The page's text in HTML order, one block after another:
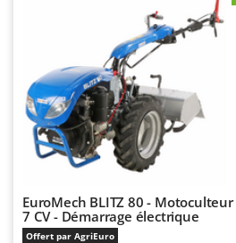
Novatec
Novital
NuAir
NuovaFac
O
Officine Savioli
Oliviero
EuroMech BLITZ 80 -
7 CV - Démarrage électrique
Offert par AgriEuro